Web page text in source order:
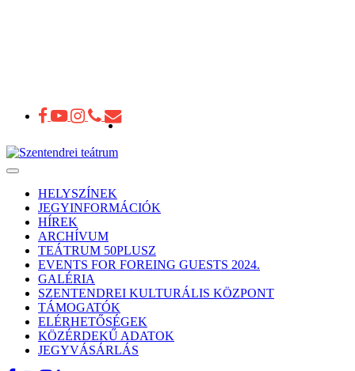
Toggle
navigationHELYSZÍNEK
JEGYINFORMÁCIÓK
HÍREK
ARCHÍVUM
TEÁTRUM 50PLUSZ
EVENTS FOR FOREING GUESTS 2024.
GALÉRIA
SZENTENDREI KULTURÁLIS KÖZPONT
TÁMOGATÓK
ELÉRHETŐSÉGEK
KÖZÉRDEKŰ ADATOK
JEGYVÁSÁRLÁS